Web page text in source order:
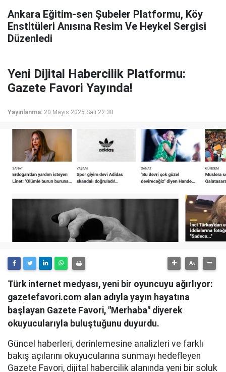
Ankara Eğitim-sen Şubeler Platformu, Köy
Enstitüleri Anısına Resim Ve Heykel Sergisi
Düzenledi
Yeni Dijital Habercilik Platformu:
Gazete Favori Yayında!
Yayınlanma: 20 Mayıs 2025 Salı 22:38
Türk internet medyası, yeni bir oyuncuyu ağırlıyor:
gazetefavori.com alan adıyla yayın hayatına
başlayan Gazete Favori, "Merhaba" diyerek
okuyucularıyla buluştuğunu duyurdu.
Güncel haberleri, derinlemesine analizleri ve farklı
bakış açılarını okuyucularına sunmayı hedefleyen
Gazete Favori, dijital habercilik alanında yeni bir soluk